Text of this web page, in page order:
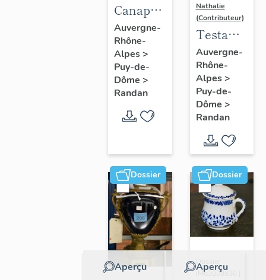
Canapé
à joues
n° 2
Auvergne-
Rhône-
Alpes>
Puy-de-
Dôme >
Randan
Nathalie
(Contributeur)
Testament
politique
de
Philippe
d'Orléans,
comte de
Paris
Auvergne-
Rhône-
Alpes>
Puy-de-
Dôme >
Randan
Dossier
Aperçu
Dossier
Aperçu
Dossier
IM63009830 |